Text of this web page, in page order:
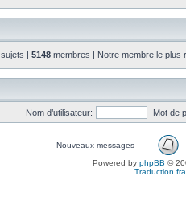
sujets | 5148 membres | Notre membre le plus
Nom d’utilisateur: Mot de
Nouveaux messages
Powered by phpBB ©
Traduction